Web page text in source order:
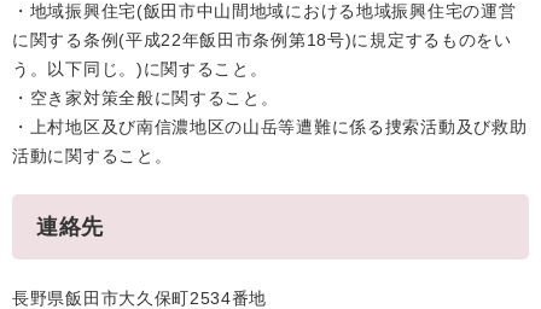
・地域振興住宅(飯田市中山間地域における地域振興住宅の運営
に関する条例(平成22年飯田市条例第18号)に規定するものをい
う。以下同じ。)に関すること。
・空き家対策全般に関すること。
・上村地区及び南信濃地区の山岳等遭難に係る捜索活動及び救助
活動に関すること。
連絡先
長野県飯田市大久保町2534番地